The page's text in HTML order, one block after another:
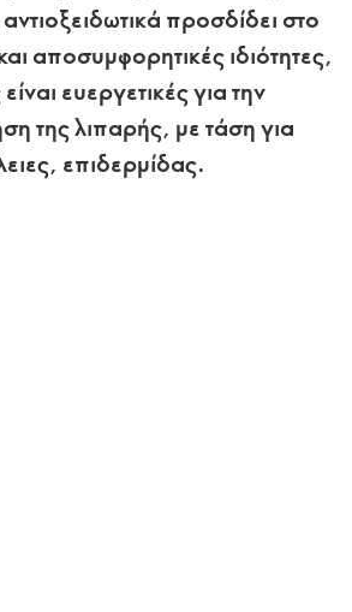
προσδίδει στο
αποσυμφορητικές ιδιότητες,
ευεργετικές για την
της λιπαρής, με τάση για
επιδερμίδας.